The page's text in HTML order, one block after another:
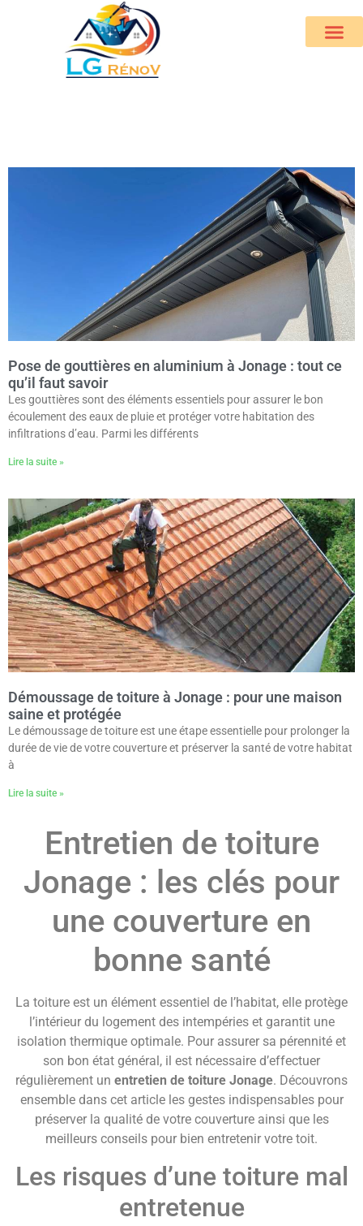
Pose de gouttières en aluminium à Jonage : tout ce
qu’il faut savoir
Les gouttières sont des éléments essentiels pour assurer le bon
écoulement des eaux de pluie et protéger votre habitation des
infiltrations d’eau. Parmi les différents
Lire la suite »
Démoussage de toiture à Jonage : pour une maison
saine et protégée
Le démoussage de toiture est une étape essentielle pour prolonger la
durée de vie de votre couverture et préserver la santé de votre habitat
à
Lire la suite »
Entretien de toiture
Jonage : les clés pour
une couverture en
bonne santé
La toiture est un élément essentiel de l’habitat, elle protège
l’intérieur du logement des intempéries et garantit une
isolation thermique optimale. Pour assurer sa pérennité et
son bon état général, il est nécessaire d’effectuer
régulièrement un entretien de toiture Jonage. Découvrons
ensemble dans cet article les gestes indispensables pour
préserver la qualité de votre couverture ainsi que les
meilleurs conseils pour bien entretenir votre toit.
Les risques d’une toiture mal
entretenue